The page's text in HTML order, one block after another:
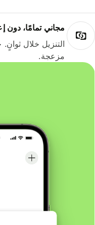
مجاني تمامًا، دون
التنزيل خلال ثوانٍ.
مزعجة.